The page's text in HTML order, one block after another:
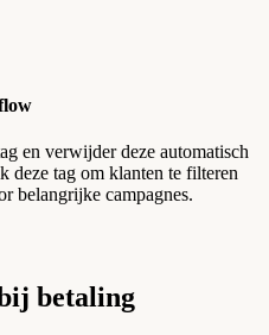
en verwijder deze automatisch
deze tag om klanten te filteren
belangrijke campagnes.
betaling